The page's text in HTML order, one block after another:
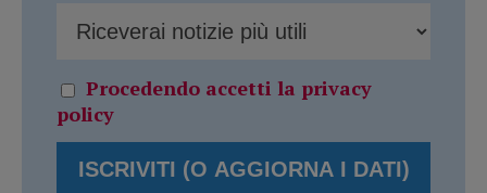
Procedendo accetti la privacy
policy